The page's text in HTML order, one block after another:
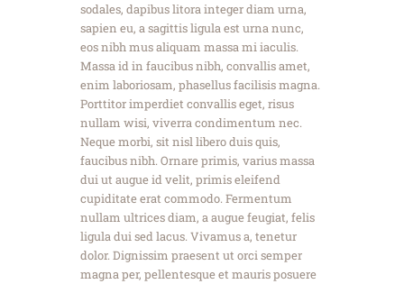
sodales, dapibus litora integer diam urna,
sapien eu, a sagittis ligula est urna nunc,
eos nibh mus aliquam massa mi iaculis.
Massa id in faucibus nibh, convallis amet,
enim laboriosam, phasellus facilisis magna.
Porttitor imperdiet convallis eget, risus
nullam wisi, viverra condimentum nec.
Neque morbi, sit nisl libero duis quis,
faucibus nibh. Ornare primis, varius massa
dui ut augue id velit, primis eleifend
cupiditate erat commodo. Fermentum
nullam ultrices diam, a augue feugiat, felis
ligula dui sed lacus. Vivamus a, tenetur
dolor. Dignissim praesent ut orci semper
magna per, pellentesque et mauris posuere